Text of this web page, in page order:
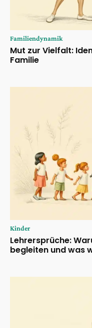
Familiendynamik
Mut zur Vielfalt:
Familie
Kinder
Lehrersprüche:
begleiten und was